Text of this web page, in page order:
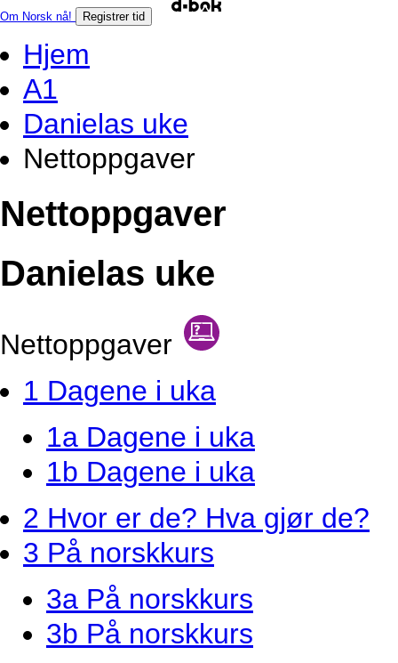
Om Norsk nå! Registrer tid
Hjem
A1
Danielas uke
Nettoppgaver
Nettoppgaver
Danielas uke
Nettoppgaver
1 Dagene i uka
1a Dagene i uka
1b Dagene i uka
2 Hvor er de? Hva gjør de?
3 På norskkurs
3a På norskkurs
3b På norskkurs